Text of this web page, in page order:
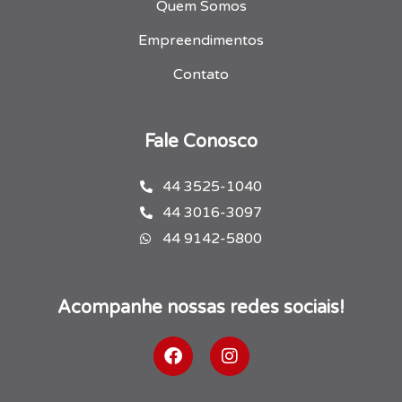
Quem Somos
Empreendimentos
Contato
Fale Conosco
44 3525-1040
44 3016-3097
44 9142-5800
Acompanhe nossas redes sociais!